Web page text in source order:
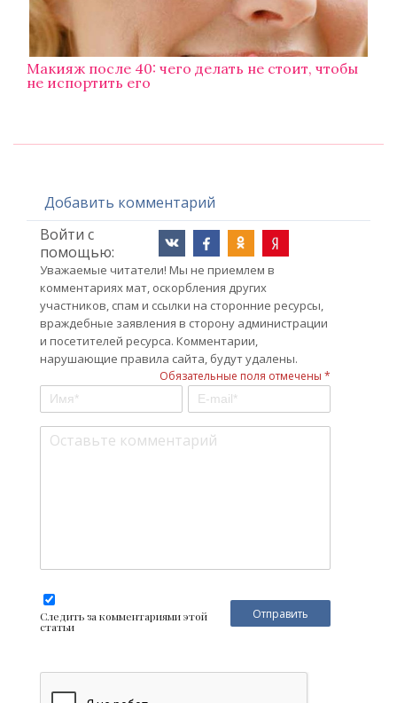
Макияж после 40: чего делать не стоит, чтобы
не испортить его
Добавить комментарий
Войти с
помощью:
Уважаемые читатели! Мы не приемлем в
комментариях мат, оскорбления других
участников, спам и ссылки на сторонние ресурсы,
враждебные заявления в сторону администрации
и посетителей ресурса. Комментарии,
нарушающие правила сайта, будут удалены.
Обязательные поля отмечены *
Следить за комментариями этой
статьи